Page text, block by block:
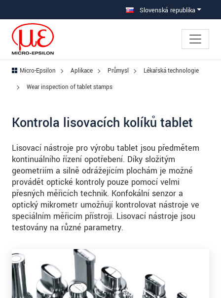
Prejdite priamo na hlavnú navigáciu Slovenská republika
Micro-Epsilon Aplikace Průmysl
Lékařská technologie
Wear inspection of tablet stamps
Kontrola lisovacích kolíků tablet
Lisovací nástroje pro výrobu tablet jsou předmětem
kontinuálního řízení opotřebení. Díky složitým
geometriím a silně odrážejícím plochám je možné
provádět optické kontroly pouze pomocí velmi
přesných měřicích technik. Konfokální senzor a
optický mikrometr umožňují kontrolovat nástroje ve
speciálním měřicím přístroji. Lisovací nástroje jsou
testovány na různé parametry.